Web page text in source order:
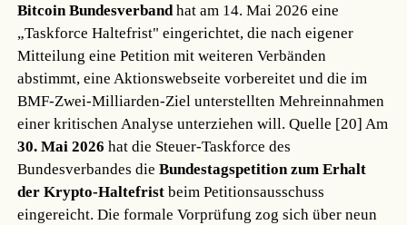
Bitcoin Bundesverbandhat am 14. Mai 2026 eine
„Taskforce Haltefrist" eingerichtet, die nach eigener
Mitteilung eine Petition mit weiteren Verbänden
abstimmt, eine Aktionswebseite vorbereitet und die im
BMF-Zwei-Milliarden-Ziel unterstellten Mehreinnahmen
einer kritischen Analyse unterziehen will.Quelle [20] Am
30. Mai 2026 hat die Steuer-Taskforce des
Bundesverbandes dieBundestagspetition zum Erhalt
der Krypto-Haltefrist beim Petitionsausschuss
eingereicht. Die formale Vorprüfung zog sich über neun